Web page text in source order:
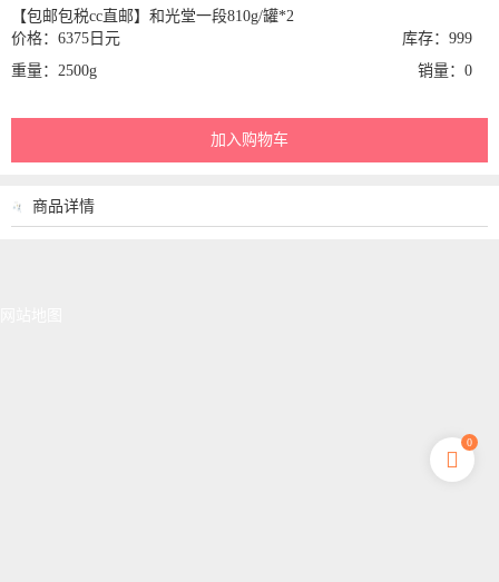
【包邮包税cc直邮】和光堂一段810g/罐*2
价格：6375日元
库存：999
重量：2500g
销量：0
加入购物车
商品详情
0